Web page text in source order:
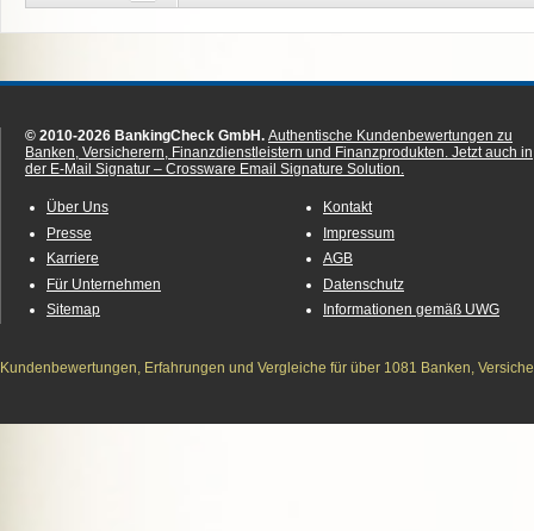
© 2010-2026 BankingCheck GmbH. Authentische Kundenbewertungen zu
Banken, Versicherern, Finanzdienstleistern und Finanzprodukten. Jetzt auch in
der E-Mail Signatur – Crossware Email Signature Solution.
Über Uns
Presse
Karriere
Für Unternehmen
Sitemap
Kontakt
Impressum
AGB
Datenschutz
Informationen gemäß UWG
Kundenbewertungen, Erfahrungen und Vergleiche für über 1081 Banken,